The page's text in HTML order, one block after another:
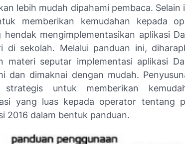
lebih mudah dipahami pembaca. Selain
memberikan kemudahan kepada
mengimplementasikan aplikasi
di sekolah. Melalui panduan ini,
materi seputar implementasi aplikasi
dan dimaknai dengan mudah.
strategis untuk memberikan
yang luas kepada operator tentang
2016 dalam bentuk panduan.